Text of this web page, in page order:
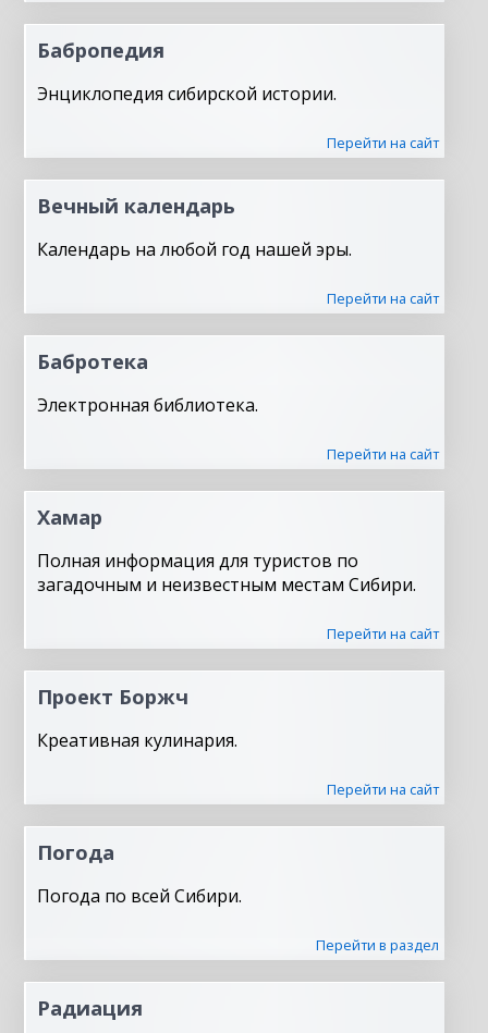
Бабропедия
Энциклопедия сибирской истории.
Перейти на сайт
Вечный календарь
Календарь на любой год нашей эры.
Перейти на сайт
Бабротека
Электронная библиотека.
Перейти на сайт
Хамар
Полная информация для туристов по
загадочным и неизвестным местам Сибири.
Перейти на сайт
Проект Боржч
Креативная кулинария.
Перейти на сайт
Погода
Погода по всей Сибири.
Перейти в раздел
Радиация